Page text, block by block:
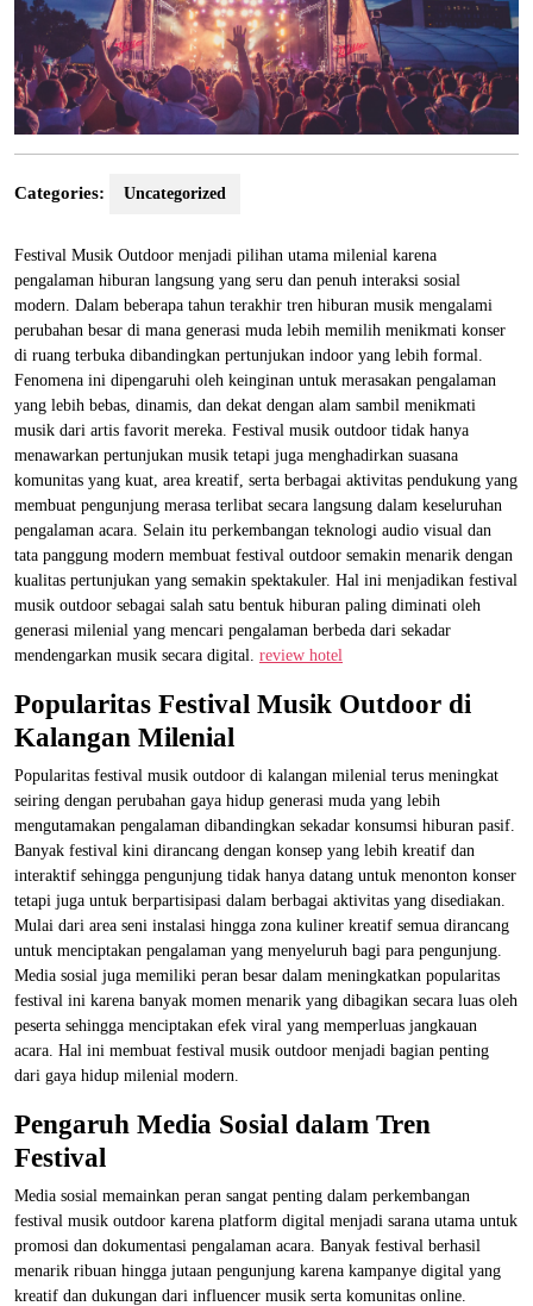
Categories: Uncategorized
Festival Musik Outdoor menjadi pilihan utama milenial karena
pengalaman hiburan langsung yang seru dan penuh interaksi sosial
modern. Dalam beberapa tahun terakhir tren hiburan musik mengalami
perubahan besar di mana generasi muda lebih memilih menikmati konser
di ruang terbuka dibandingkan pertunjukan indoor yang lebih formal.
Fenomena ini dipengaruhi oleh keinginan untuk merasakan pengalaman
yang lebih bebas, dinamis, dan dekat dengan alam sambil menikmati
musik dari artis favorit mereka. Festival musik outdoor tidak hanya
menawarkan pertunjukan musik tetapi juga menghadirkan suasana
komunitas yang kuat, area kreatif, serta berbagai aktivitas pendukung yang
membuat pengunjung merasa terlibat secara langsung dalam keseluruhan
pengalaman acara. Selain itu perkembangan teknologi audio visual dan
tata panggung modern membuat festival outdoor semakin menarik dengan
kualitas pertunjukan yang semakin spektakuler. Hal ini menjadikan festival
musik outdoor sebagai salah satu bentuk hiburan paling diminati oleh
generasi milenial yang mencari pengalaman berbeda dari sekadar
mendengarkan musik secara digital. review hotel
Popularitas Festival Musik Outdoor di
Kalangan Milenial
Popularitas festival musik outdoor di kalangan milenial terus meningkat
seiring dengan perubahan gaya hidup generasi muda yang lebih
mengutamakan pengalaman dibandingkan sekadar konsumsi hiburan pasif.
Banyak festival kini dirancang dengan konsep yang lebih kreatif dan
interaktif sehingga pengunjung tidak hanya datang untuk menonton konser
tetapi juga untuk berpartisipasi dalam berbagai aktivitas yang disediakan.
Mulai dari area seni instalasi hingga zona kuliner kreatif semua dirancang
untuk menciptakan pengalaman yang menyeluruh bagi para pengunjung.
Media sosial juga memiliki peran besar dalam meningkatkan popularitas
festival ini karena banyak momen menarik yang dibagikan secara luas oleh
peserta sehingga menciptakan efek viral yang memperluas jangkauan
acara. Hal ini membuat festival musik outdoor menjadi bagian penting
dari gaya hidup milenial modern.
Pengaruh Media Sosial dalam Tren
Festival
Media sosial memainkan peran sangat penting dalam perkembangan
festival musik outdoor karena platform digital menjadi sarana utama untuk
promosi dan dokumentasi pengalaman acara. Banyak festival berhasil
menarik ribuan hingga jutaan pengunjung karena kampanye digital yang
kreatif dan dukungan dari influencer musik serta komunitas online.